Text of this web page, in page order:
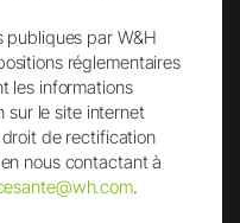
publiques par W&H
réglementaires
les informations
sur le site internet
de rectification
nous contactant à
.